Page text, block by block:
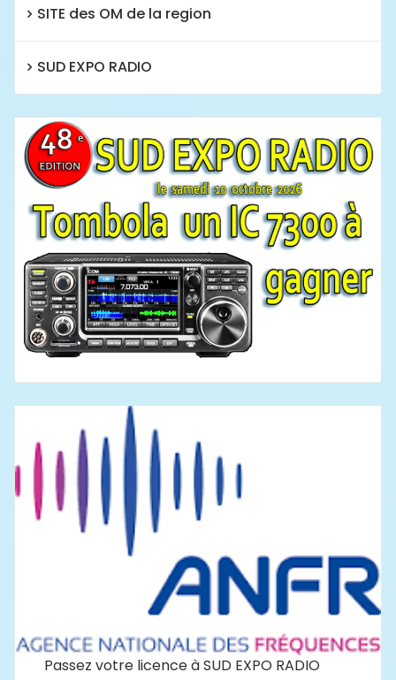
SITE des OM de la region
SUD EXPO RADIO
Passez votre licence à SUD EXPO RADIO